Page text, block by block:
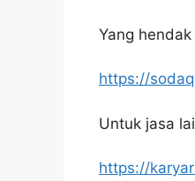
Yang
https://
Untuk jasa
https://